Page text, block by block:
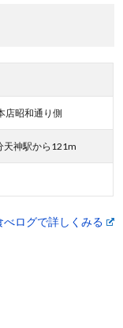
店昭和通り側
天神駅から121m
べログで詳しくみる